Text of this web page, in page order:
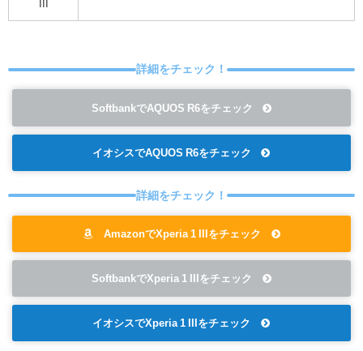
詳細をチェック！
SoftbankでAQUOS R6をチェック
イオシスでAQUOS R6をチェック
詳細をチェック！
AmazonでXperia 1 IIIをチェック
SoftbankでXperia 1 IIIをチェック
イオシスでXperia 1 IIIをチェック